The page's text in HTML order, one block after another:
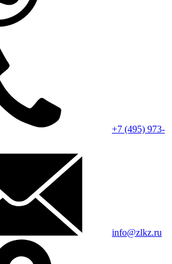
+7 (495) 973-
info@zlkz.ru